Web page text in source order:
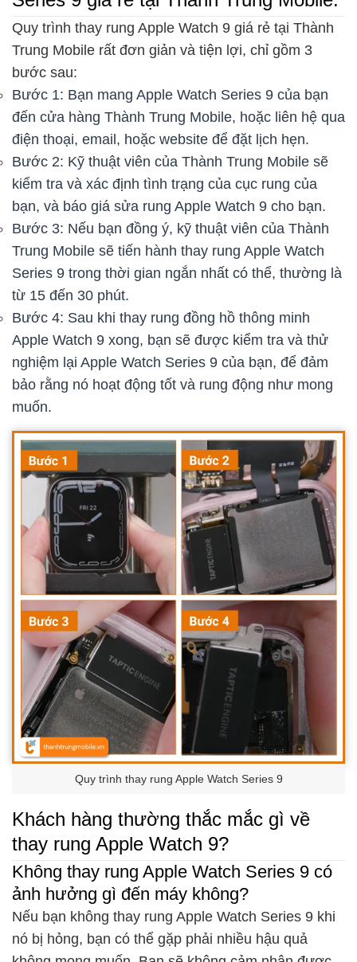
Quy trình thay rung Apple Watch 9 giá rẻ tại Thành
Trung Mobile rất đơn giản và tiện lợi, chỉ gồm 3
bước sau:
Bước 1: Bạn mang Apple Watch Series 9 của bạn
đến cửa hàng Thành Trung Mobile, hoặc liên hệ qua
điện thoại, email, hoặc website để đặt lịch hẹn.
Bước 2: Kỹ thuật viên của Thành Trung Mobile sẽ
kiểm tra và xác định tình trạng của cục rung của
bạn, và báo giá sửa rung Apple Watch 9 cho bạn.
Bước 3: Nếu bạn đồng ý, kỹ thuật viên của Thành
Trung Mobile sẽ tiến hành thay rung Apple Watch
Series 9 trong thời gian ngắn nhất có thể, thường là
từ 15 đến 30 phút.
Bước 4: Sau khi thay rung đồng hồ thông minh
Apple Watch 9 xong, bạn sẽ được kiểm tra và thử
nghiệm lại Apple Watch Series 9 của bạn, để đảm
bảo rằng nó hoạt động tốt và rung động như mong
muốn.
Quy trình thay rung Apple Watch Series 9
Khách hàng thường thắc mắc gì về
thay rung Apple Watch 9?
Không thay rung Apple Watch Series 9 có
ảnh hưởng gì đến máy không?
Nếu bạn không thay rung Apple Watch Series 9 khi
nó bị hỏng, bạn có thể gặp phải nhiều hậu quả